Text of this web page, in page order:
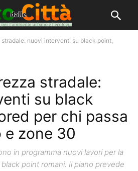
stradale: nuovi interventi su black point,
stradale:
su black
per chi passa
e zone 30
in programma nuovi lavori per la
point romani. Il piano prevede